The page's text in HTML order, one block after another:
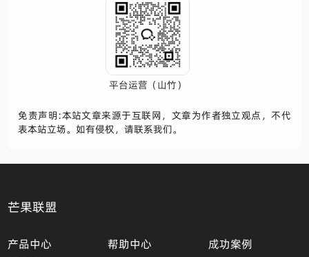
平台运营（山竹）
免责声明:本站文章来源于互联网，文章为作者独立观点，不代
表本站立场。如有侵权，请联系我们。
芒果联盟
产品中心 帮助中心 成功案例